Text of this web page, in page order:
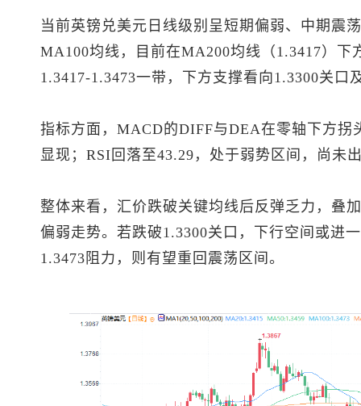
当前英镑兑美元 日线级别呈短期偏弱、中期震
MA100均线，目前在MA200均线（1.3417）
1.3417-1.3473一带，下方支撑看向1.3300关口
指标方面，MACD的DIFF与DEA在零轴下方拐
显现；RSI回落至43.29，处于弱势区间，尚未
整体来看，汇价跌破关键均线后反弹乏力，叠
偏弱走势。若跌破1.3300关口，下行空间或进
1.3473阻力，则有望重回震荡区间。